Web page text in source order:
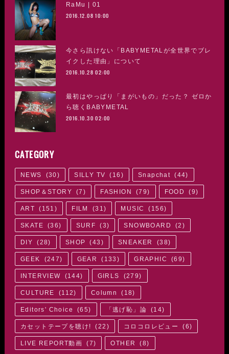
RaMu | 01
2016.12.08 10:00
今さら訊けない「BABYMETALが全世界でブレ
イクした理由」について
2016.10.28 02:00
最初はやっぱり「まがいもの」だった？ ゼロか
ら聴くBABYMETAL
2016.10.30 02:00
CATEGORY
NEWS (30) SILLY TV ( 16 ) Snapchat (44)
SHOP＆STORY (7 ) FASHION (79) FOOD (9)
ART ( 151 ) FILM (31 ) MUSIC ( 156)
SKATE (36) SURF (3) SNOWBOARD (2 )
DIY (28) SHOP (43 ) SNEAKER (38)
GEEK (247) GEAR ( 133 ) GRAPHIC (69)
INTERVIEW (144) GIRLS (279)
CULTURE (112) Column ( 18)
Editors' Choice (65) 「逃げ恥」論 (14)
カセットテープを聴け! (22 ) コロコロレビュー (6)
LIVE REPORT動画 (7) OTHER (8)